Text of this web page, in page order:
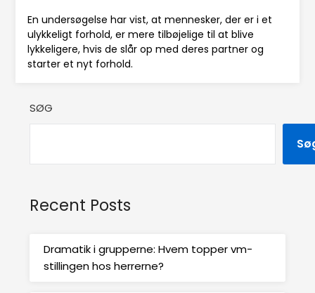
En undersøgelse har vist, at mennesker, der er i et
ulykkeligt forhold, er mere tilbøjelige til at blive
lykkeligere, hvis de slår op med deres partner og
starter et nyt forhold.
SØG
Recent Posts
Dramatik i grupperne: Hvem topper vm-
stillingen hos herrerne?